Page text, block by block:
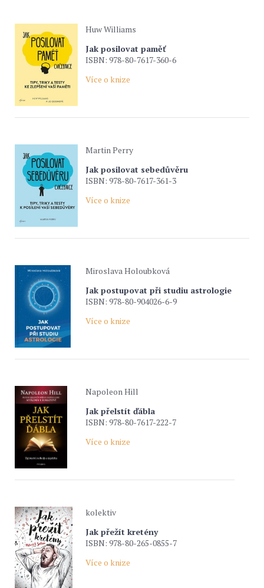
Huw Williams
Jak posilovat paměť
ISBN: 978-80-7617-360-6
Více o knize
Martin Perry
Jak posilovat sebedůvěru
ISBN: 978-80-7617-361-3
Více o knize
Miroslava Holoubková
Jak postupovat při studiu astrologie
ISBN: 978-80-904026-6-9
Více o knize
Napoleon Hill
Jak přelstít ďábla
ISBN: 978-80-7617-222-7
Více o knize
kolektiv
Jak přežít kretény
ISBN: 978-80-265-0855-7
Více o knize